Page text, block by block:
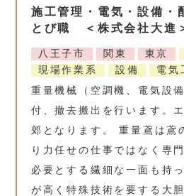
施工管理・電気・設備・
とび職 ＜株式会社大進
八王子市 関東 東京
現場作業系
設備 電気
重量機械（空調機、電気設
付、撤去搬出を行います。
郊となります。 重量鳶は鳶
り力任せの仕事ではなく専
必要とする繊細な一面も持
が高く特殊技術を要する大